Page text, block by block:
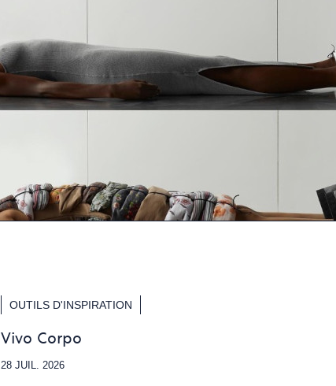
OUTILS D'INSPIRATION
Vivo Corpo
28 JUIL. 2026